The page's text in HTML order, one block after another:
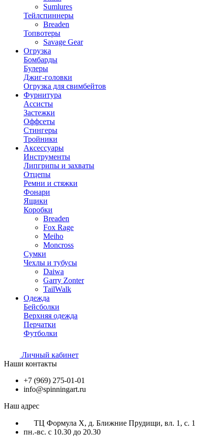
Sumlures
Тейлспиннеры
Breaden
Топвотеры
Savage Gear
Огрузка
Бомбарды
Булеры
Джиг-головки
Огрузка для свимбейтов
Фурнитура
Ассисты
Застежки
Оффсеты
Стингеры
Тройники
Аксессуары
Инструменты
Липгрипы и захваты
Отцепы
Ремни и стяжки
Фонари
Ящики
Коробки
Breaden
Fox Rage
Meiho
Moncross
Сумки
Чехлы и тубусы
Daiwa
Garry Zonter
TailWalk
Одежда
Бейсболки
Верхняя одежда
Перчатки
Футболки
Личный кабинет
Наши контакты
+7 (969) 275-01-01
info@spinningart.ru
Наш адрес
ТЦ Формула X, д. Ближние Прудищи, вл. 1, с. 1
пн.-вс. с 10.30 до 20.30